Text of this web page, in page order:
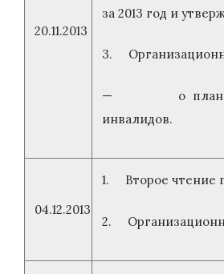
20.11.2013
за 2013 год и
3.
— о плане
инвалидов.
04.12.2013
1. Второе чтение
2.